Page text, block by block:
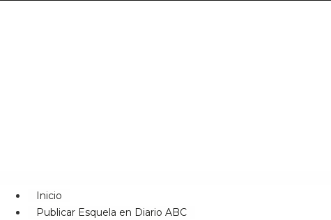
Inicio
Publicar Esquela en Diario ABC